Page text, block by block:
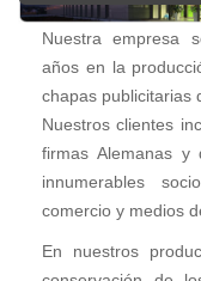
Nuestra empresa
años en la
chapas publicitarias
Nuestros clientes
firmas Alemanas
innumerables
comercio y medios
En nuestros